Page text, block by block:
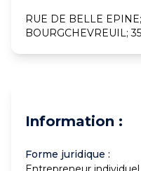
RUE DE BELLE
BOURGCHEVREUIL;
Information :
Forme juridique :